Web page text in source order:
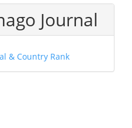
Journal